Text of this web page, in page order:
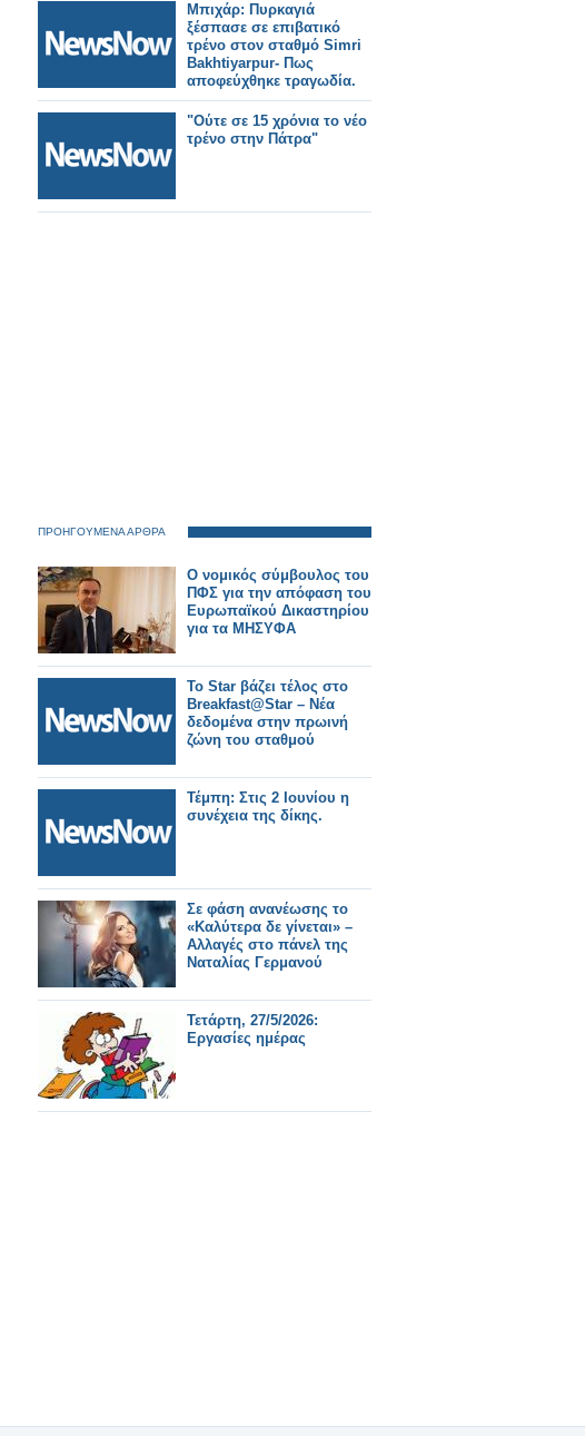
Μπιχάρ: Πυρκαγιά
ξέσπασε σε επιβατικό
τρένο στον σταθμό Simri
Bakhtiyarpur- Πως
αποφεύχθηκε τραγωδία.
"Ούτε σε 15 χρόνια το νέο
τρένο στην Πάτρα"
ΠΡΟΗΓΟΥΜΕΝΑ ΑΡΘΡΑ
Ο νομικός σύμβουλος του
ΠΦΣ για την απόφαση του
Ευρωπαϊκού Δικαστηρίου
για τα ΜΗΣΥΦΑ
Το Star βάζει τέλος στο
Breakfast@Star – Νέα
δεδομένα στην πρωινή
ζώνη του σταθμού
Τέμπη: Στις 2 Ιουνίου η
συνέχεια της δίκης.
Σε φάση ανανέωσης το
«Καλύτερα δε γίνεται» –
Αλλαγές στο πάνελ της
Ναταλίας Γερμανού
Τετάρτη, 27/5/2026:
Εργασίες ημέρας